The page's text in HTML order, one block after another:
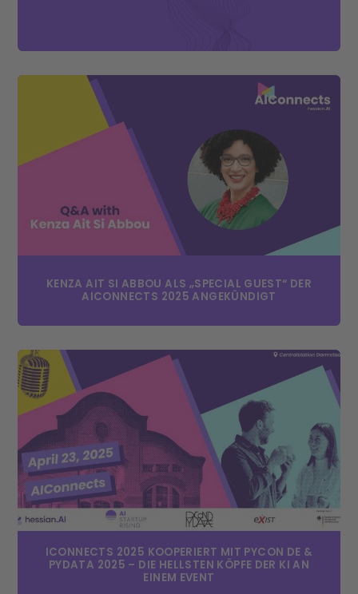
KENZA AIT SI ABBOU ALS „SPECIAL GUEST“ DER
AICONNECTS 2025 ANGEKÜNDIGT
ICONNECTS 2025 KOOPERIERT MIT PYCON DE &
PYDATA 2025 – DIE HELLSTEN KÖPFE DER KI AN
EINEM EVENT